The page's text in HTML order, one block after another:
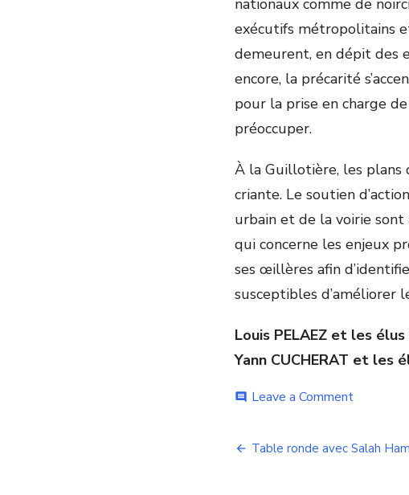
exécutifs métropolitains
demeurent, en dépit des
encore, la précarité
pour la prise en charge
préoccuper.
À la Guillotière, les plans
criante. Le soutien
urbain et de la voirie sont
qui concerne les enjeux
ses œillères afin
susceptibles d’améliorer
Louis PELAEZ et les
Yann CUCHERAT et les
comment Leave a Commenton
Gabriel
Navigation
Table ronde avec Salah